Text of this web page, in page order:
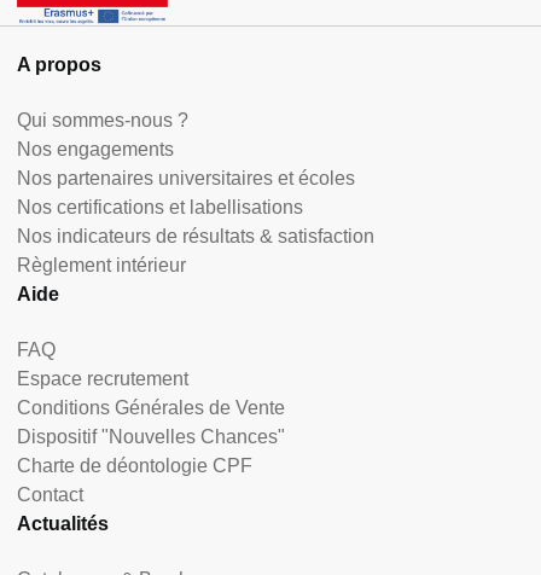
A propos
Qui sommes-nous ?
Nos engagements
Nos partenaires universitaires et écoles
Nos certifications et labellisations
Nos indicateurs de résultats & satisfaction
Règlement intérieur
Aide
FAQ
Espace recrutement
Conditions Générales de Vente
Dispositif "Nouvelles Chances"
Charte de déontologie CPF
Contact
Actualités